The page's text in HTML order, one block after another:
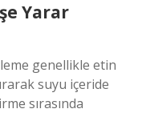
Yarar
genellikle etin
suyu içeride
sırasında